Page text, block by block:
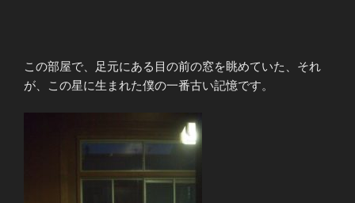
この部屋で、足元にある目の前の窓を眺めていた、それ
が、この星に生まれた僕の一番古い記憶です。